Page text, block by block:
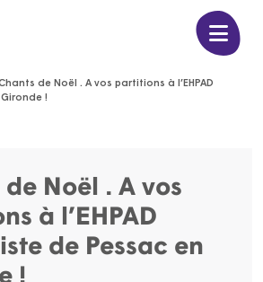
de Noël . A vos partitions à l’EHPAD
!
Noël . A vos
à l’EHPAD
de Pessac en
!